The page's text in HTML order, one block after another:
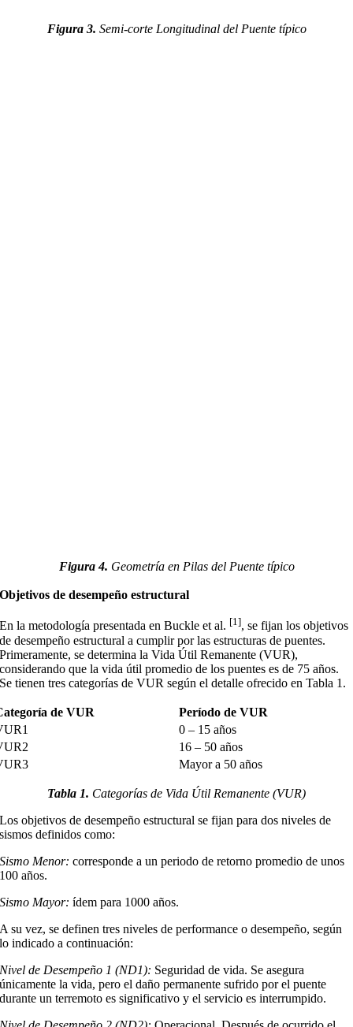
Figura 3. Semi-corte Longitudinal del Puente típico
Figura 4. Geometría en Pilas del Puente típico
Objetivos de desempeño estructural
En la metodología presentada en Buckle et al. [1], se fijan los objetivos
de desempeño estructural a cumplir por las estructuras de puentes.
Primeramente, se determina la Vida Útil Remanente (VUR),
considerando que la vida útil promedio de los puentes es de 75 años.
Se tienen tres categorías de VUR según el detalle ofrecido en Tabla 1.
de VUR
Período de VUR
0 – 15 años
16 – 50 años
Mayor a 50 años
Tabla 1. Categorías de Vida Útil Remanente (VUR)
Los objetivos de desempeño estructural se fijan para dos niveles de
sismos definidos como:
Sismo Menor:corresponde a un periodo de retorno promedio de unos
100 años.
Sismo Mayor: ídem para 1000 años.
A su vez, se definen tres niveles de performance o desempeño, según
lo indicado a continuación:
Nivel de Desempeño 1 (ND1): Seguridad de vida. Se asegura
únicamente la vida, pero el daño permanente sufrido por el puente
durante un terremoto es significativo y el servicio es interrumpido.